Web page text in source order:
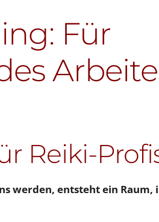
Für
Reiki-
werden, entsteht ein Raum,